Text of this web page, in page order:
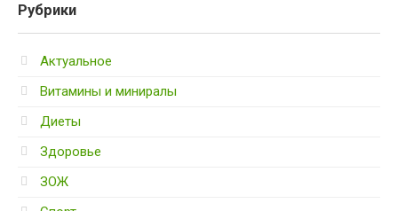
Рубрики
Актуальное
Витамины и миниралы
Диеты
Здоровье
ЗОЖ